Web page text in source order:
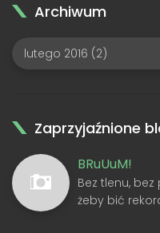
Archiwum
Zaprzyjaźnione
BRuUuM!
Bez tlenu,
żeby bić